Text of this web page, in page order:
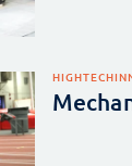
HIGHTECH